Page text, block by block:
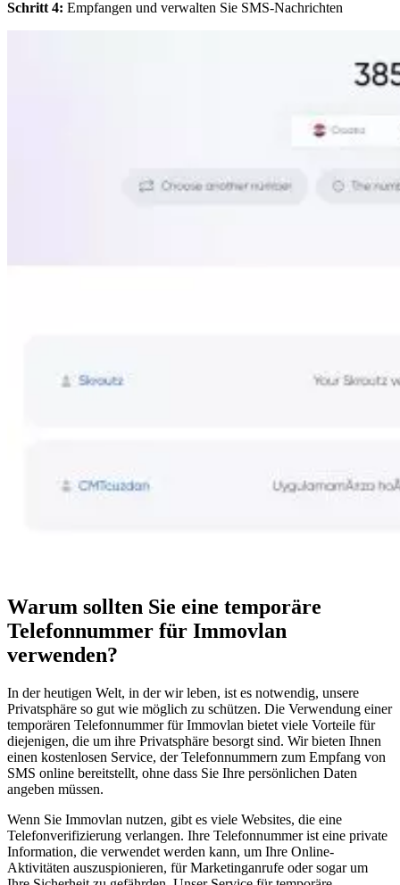
Schritt 4: Empfangen und verwalten Sie SMS-Nachrichten
Warum sollten Sie eine temporäre
Telefonnummer für Immovlan
verwenden?
In der heutigen Welt, in der wir leben, ist es notwendig, unsere
Privatsphäre so gut wie möglich zu schützen. Die Verwendung einer
temporären Telefonnummer für Immovlan bietet viele Vorteile für
diejenigen, die um ihre Privatsphäre besorgt sind. Wir bieten Ihnen
einen kostenlosen Service, der Telefonnummern zum Empfang von
SMS online bereitstellt, ohne dass Sie Ihre persönlichen Daten
angeben müssen.
Wenn Sie Immovlan nutzen, gibt es viele Websites, die eine
Telefonverifizierung verlangen. Ihre Telefonnummer ist eine private
Information, die verwendet werden kann, um Ihre Online-
Aktivitäten auszuspionieren, für Marketinganrufe oder sogar um